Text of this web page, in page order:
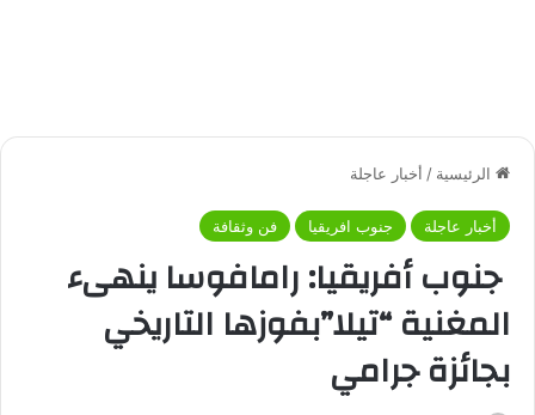
الرئيسية / أخبار عاجلة
أخبار عاجلة جنوب افريقيا فن وثقافة
جنوب أفريقيا: رامافوسا ينهىء
المغنية “تيلا”بفوزها التاريخي
بجائزة جرامي